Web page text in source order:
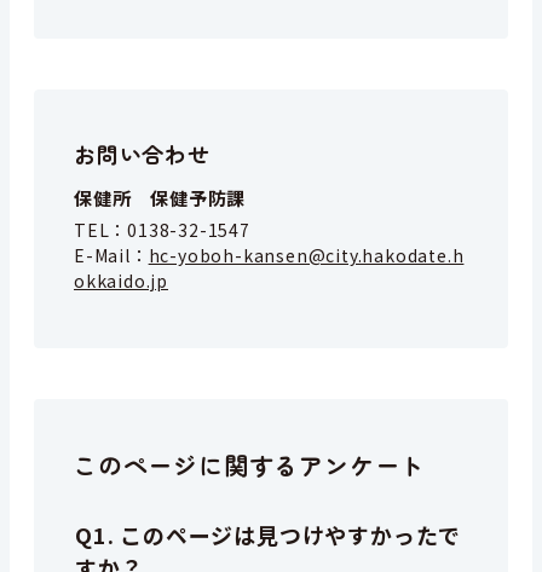
お問い合わせ
保健所 保健予防課
TEL：0138-32-1547
E-Mail： hc-yoboh-kansen@city.hakodate.h
okkaido.jp
このページに関するアンケート